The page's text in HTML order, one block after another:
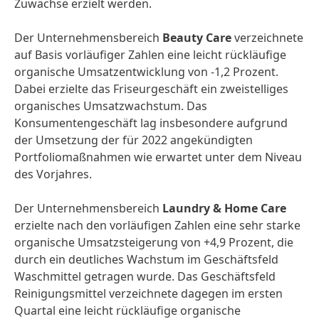
Zuwächse erzielt werden.
Der Unternehmensbereich Beauty Careverzeichnete
auf Basis vorläufiger Zahlen eine leicht rückläufige
organische Umsatzentwicklung von -1,2 Prozent.
Dabei erzielte das Friseurgeschäft ein zweistelliges
organisches Umsatzwachstum. Das
Konsumentengeschäft lag insbesondere aufgrund
der Umsetzung der für 2022 angekündigten
Portfoliomaßnahmen wie erwartet unter dem Niveau
des Vorjahres.
Der Unternehmensbereich Laundry & Home Care
erzielte nach den vorläufigen Zahlen eine sehr starke
organische Umsatzsteigerung von +4,9 Prozent, die
durch ein deutliches Wachstum im Geschäftsfeld
Waschmittel getragen wurde. Das Geschäftsfeld
Reinigungsmittel verzeichnete dagegen im ersten
Quartal eine leicht rückläufige organische